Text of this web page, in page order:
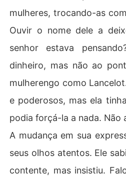
mulheres, trocando-as
Ouvir o nome dele a
senhor estava
dinheiro, mas não ao
mulherengo como
e poderosos, mas ela
podia forçá-la a nada.
A mudança em sua
seus olhos atentos. Ele
contente, mas insistiu.